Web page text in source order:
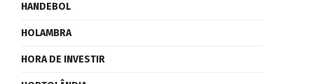
HANDEBOL
HOLAMBRA
HORA DE INVESTIR